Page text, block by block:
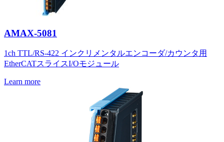
AMAX-5081
1ch TTL/RS-422 インクリメンタルエンコーダ/カウンタ用
EtherCATスライスI/Oモジュール
Learn more